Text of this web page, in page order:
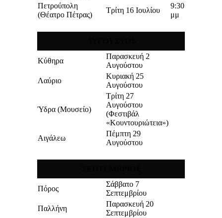
Πετρούπολη
(Θέατρο Πέτρας)
Τρίτη 16 Ιουλίου
9:30
μμ
Κύθηρα
Παρασκευή 2
Αυγούστου
Λαύριο
Κυριακή 25
Αυγούστου
Ύδρα (Μουσείο)
Τρίτη 27
Αυγούστου
(Φεστιβάλ
«Κουντουριώτεια»)
Αιγάλεω
Πέμπτη 29
Αυγούστου
Πόρος
Σάββατο 7
Σεπτεμβρίου
Παλλήνη
Παρασκευή 20
Σεπτεμβρίου